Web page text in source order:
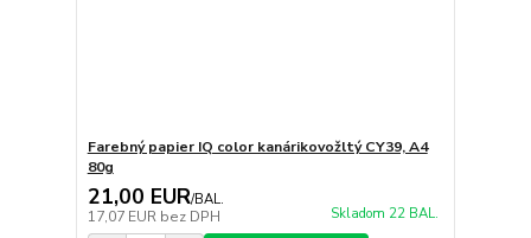
Farebný papier IQ color kanárikovožltý CY39, A4
80g
21,00 EUR/BAL.
17,07 EUR bez DPH Skladom 22 BAL.